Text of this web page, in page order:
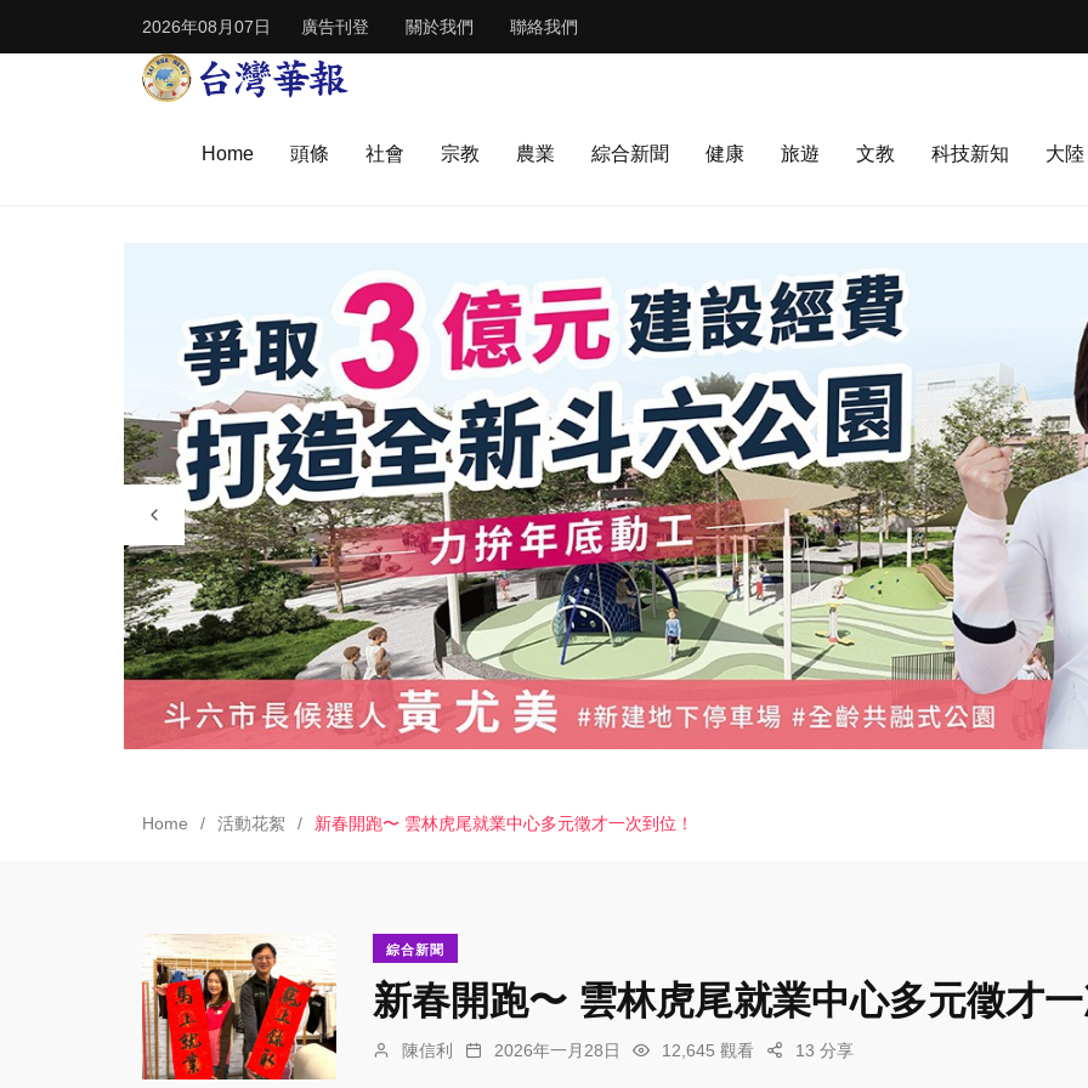
2026年08月07日 廣告刊登 關於我們 聯絡我們
Home 頭條 社會 宗教 農業 綜合新聞 健康 旅遊 文教 科技新知 大陸
Home 活動花絮 新春開跑〜 雲林虎尾就業中心多元徵才一次到位！
綜合新聞
新春開跑〜 雲林虎尾就業中心多元徵才
陳信利 2026年一月28日 12,645 觀看 13 分享